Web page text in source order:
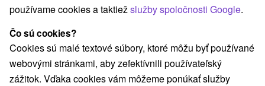
Navigovať do miesta
používame cookies a taktiežslužby spoločnosti Google.
Čo sú cookies?
Cookies sú malé textové súbory, ktoré môžu byť používané
webovými stránkami, aby zefektívnili používateľský
zážitok. Vďaka cookies vám môžeme ponúkať služby